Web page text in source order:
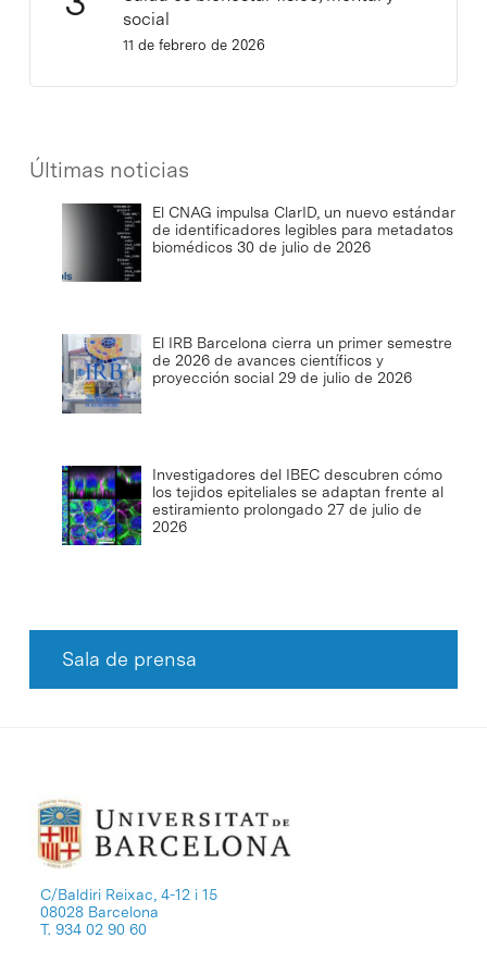
social
11 de febrero de 2026
Últimas noticias
El CNAG impulsa ClarID, un nuevo estándar
de identificadores legibles para metadatos
biomédicos 30 de julio de 2026
El IRB Barcelona cierra un primer semestre
de 2026 de avances científicos y
proyección social 29 de julio de 2026
Investigadores del IBEC descubren cómo
los tejidos epiteliales se adaptan frente al
estiramiento prolongado 27 de julio de
2026
Sala de prensa
C/Baldiri Reixac, 4-12 i 15
08028 Barcelona
T. 934 02 90 60